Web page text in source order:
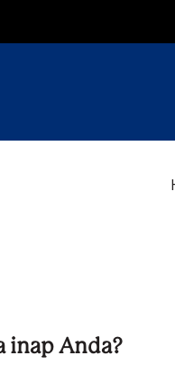
inap Anda?